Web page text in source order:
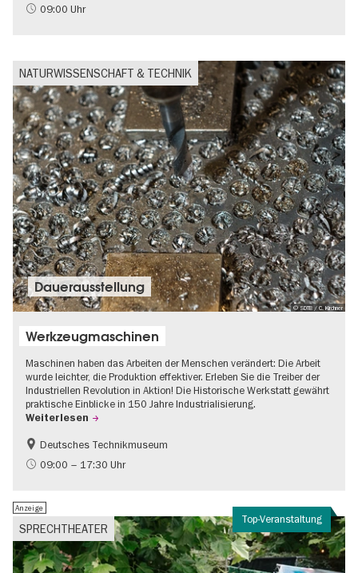
Nachhaltigkeit
09:00 Uhr
NATURWISSENSCHAFT & TECHNIK
© SDTB / C. Kirchner
Dauer­aus­stel­lung
Werkzeugmaschinen
Maschinen haben das Arbeiten der Menschen verändert: Die Arbeit
wurde leichter, die Produktion effektiver. Erleben Sie die Treiber der
Industriellen Revolution in Aktion! Die Historische Werkstatt gewährt
praktische Einblicke in 150 Jahre Industrialisierung.
Weiterlesen
Geschichte
Deutsches Technikmuseum
09:00 – 17:30 Uhr
Top-Veranstaltung
SPRECHTHEATER
Anzeige